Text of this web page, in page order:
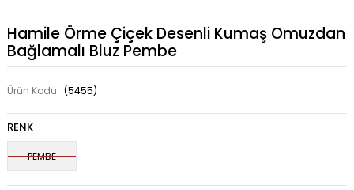
Hamile Örme Çiçek Desenli Kumaş Omuzdan
Bağlamalı Bluz Pembe
Ürün Kodu: (5455)
RENK
PEMBE